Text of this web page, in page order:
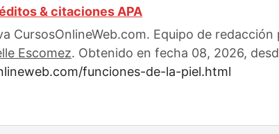
& citaciones APA
CursosOnlineWeb.com. Equipo de
Escomez. Obtenido en fecha 08, 2026,
funciones-de-la-piel.html